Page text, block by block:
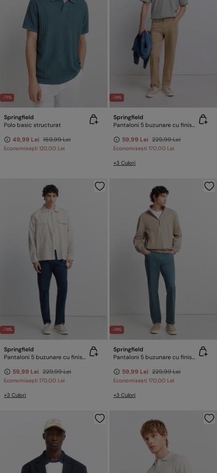
-71%
Springfield
Polo basic structurat
49,99 Lei 169,99 Lei
Economisești 120,00 Lei
-74%
Springfield
Pantaloni 5 buzunare cu finisaj spălat slim fit
59,99 Lei 229,99 Lei
Economisești 170,00 Lei
+3 Culori
-74%
Springfield
Pantaloni 5 buzunare cu finisaj spălat slim fit
59,99 Lei 229,99 Lei
Economisești 170,00 Lei
+3 Culori
-74%
Springfield
Pantaloni 5 buzunare cu finisaj spălat slim fit
59,99 Lei 229,99 Lei
Economisești 170,00 Lei
+3 Culori